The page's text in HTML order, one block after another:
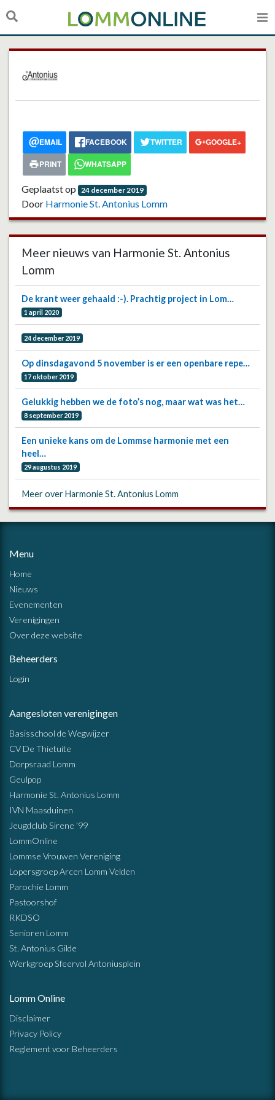
EMAIL FACEBOOK TWITTER
GOOGLE+
PRINT
WHATSAPP
Geplaatst op 24 december 2019
Door Harmonie St. Antonius Lomm
Meer nieuws van Harmonie St. Antonius
Lomm
De krant weer gehaald :-). Prachtig project in Lom…
1 april 2020
24 december 2019
Op dinsdagavond 5 november is er een openbare repe…
17 oktober 2019
Gelukkig hebben we de foto’s nog, maar wat was het…
8 september 2019
Een unieke kans om de Lommse harmonie met een
heel…
29 augustus 2019
Meer over Harmonie St. Antonius Lomm
Menu
Home
Nieuws
Evenementen
Verenigingen
Over deze website
Beheerders
Login
Aangesloten verenigingen
Basisschool de Wegwijzer
CV De Thietuite
Dorpsraad Lomm
Geulpop
Harmonie St. Antonius Lomm
IVN Maasduinen
Jeugdclub Sirene ’99
LommOnline
Lommse Vrouwen Vereniging
Lopersgroep Arcen Lomm Velden
Parochie Lomm
Pastoorshof
RKDSO
Senioren Lomm
St. Antonius Gilde
Werkgroep Sfeervol Antoniusplein
Lomm Online
Disclaimer
Privacy Policy
Reglement voor Beheerders